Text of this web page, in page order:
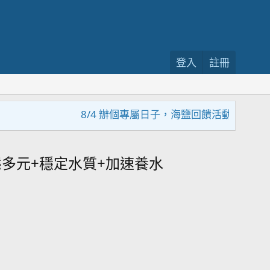
登入 註冊
8/4 辦個專屬日子，海鹽回饋活動，大家趕緊來
元+穩定水質+加速養水